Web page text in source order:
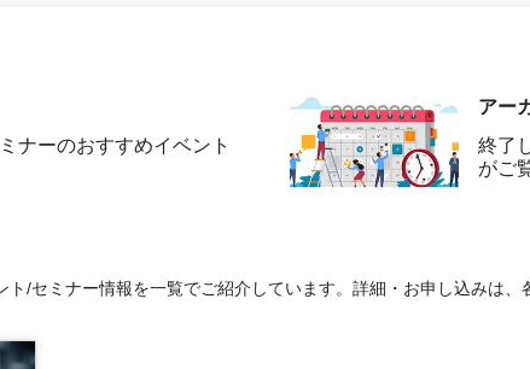
ナーのおすすめイベント
アー
終了
がご
/セミナー情報を一覧でご紹介しています。詳細・お申し込みは、